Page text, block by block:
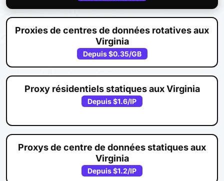
Proxies de centres de données rotatives aux
Virginia
Depuis$0.35/GB
Proxy résidentiels statiques aux Virginia
Depuis$1.6/IP
Proxys de centre de données statiques aux
Virginia
Depuis$1.2/IP